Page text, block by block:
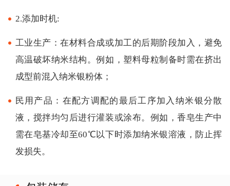
2.添加时机:
工业生产：在材料合成或加工的后期阶段加入，避免
高温破坏纳米结构。例如，塑料母粒制备时需在挤出
成型前混入纳米银粉体；
民用产品：在配方调配的最后工序加入纳米银分散
液，搅拌均匀后进行灌装或涂布。例如，香皂生产中
需在皂基冷却至60℃以下时添加纳米银溶液，防止挥
发损失。